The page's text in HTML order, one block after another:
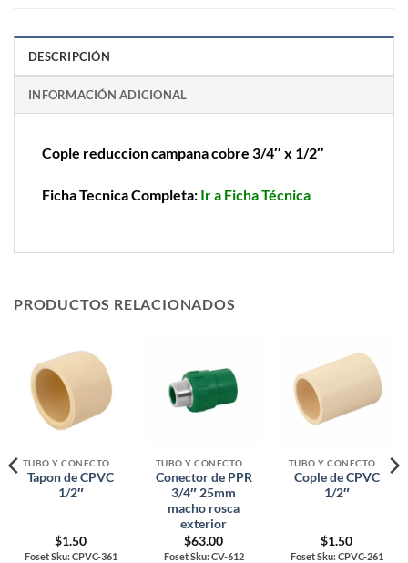
DESCRIPCIÓN
INFORMACIÓN ADICIONAL
Cople reduccion campana cobre 3/4″ x 1/2″
Ficha Tecnica Completa: Ir a Ficha Técnica
PRODUCTOS RELACIONADOS
Tapon de CPVC
1/2″
$1.50
Foset Sku: CPVC-361
Conector de PPR
3/4″ 25mm
macho rosca
exterior
$63.00
Foset Sku: CV-612
Cople de CPVC
1/2″
$1.50
Foset Sku: CPVC-261